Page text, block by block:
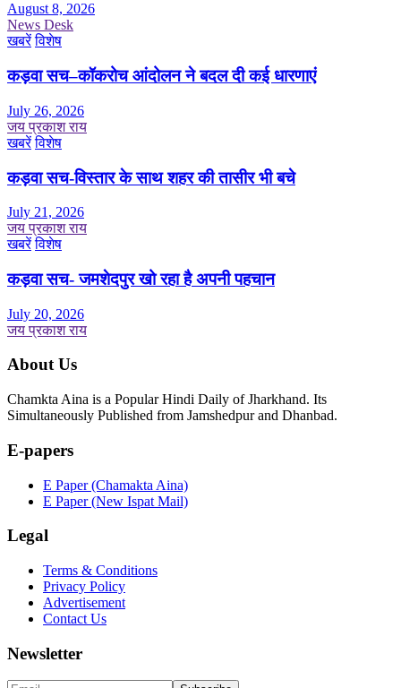
August 8, 2026
News Desk
खबरें विशेष
कड़वा सच–कॉकरोच आंदोलन ने बदल दी कई धारणाएं
July 26, 2026
जय प्रकाश राय
खबरें विशेष
कड़वा सच-विस्तार के साथ शहर की तासीर भी बचे
July 21, 2026
जय प्रकाश राय
खबरें विशेष
कड़वा सच- जमशेदपुर खो रहा है अपनी पहचान
July 20, 2026
जय प्रकाश राय
About Us
Chamkta Aina is a Popular Hindi Daily of Jharkhand. Its
Simultaneously Published from Jamshedpur and Dhanbad.
E-papers
E Paper (Chamakta Aina)
E Paper (New Ispat Mail)
Legal
Terms & Conditions
Privacy Policy
Advertisement
Contact Us
Newsletter